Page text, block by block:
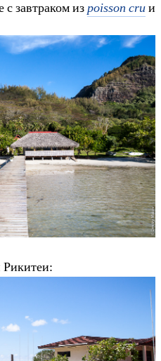
с завтраком изpoisson cruи
Рикитеи: